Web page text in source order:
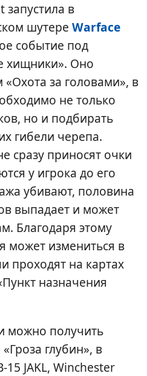
в
шутере Warface
событие под
хищники». Оно
за головами», в
не только
но и подбирать
гибели черепа.
сразу приносят очки
у игрока до его
убивают, половина
выпадает и может
Благодаря этому
может измениться в
проходят на картах
назначения
можно получить
глубин», в
JAKL, Winchester